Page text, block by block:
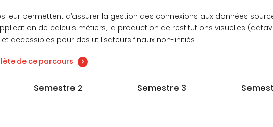
leur permettent d’assurer la gestion des connexions aux données
de calculs métiers, la production de restitutions visuelles
accessibles pour des utilisateurs finaux non-initiés.
de ce parcours
Semestre 2 Semestre 3